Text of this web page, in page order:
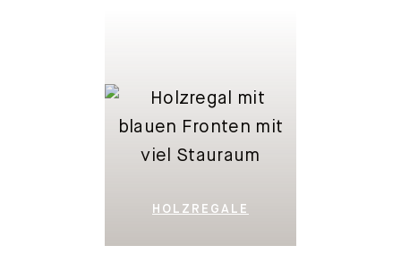
HOLZREGALE